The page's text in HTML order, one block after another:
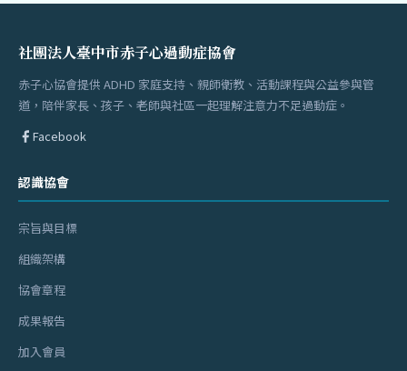
社團法人臺中市赤子心過動症協會
赤子心協會提供 ADHD 家庭支持、親師衛教、活動課程與公益參與管
道，陪伴家長、孩子、老師與社區一起理解注意力不足過動症。
Facebook
認識協會
宗旨與目標
組織架構
協會章程
成果報告
加入會員